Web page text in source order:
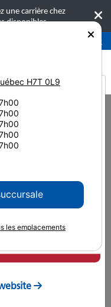
une carrière chez
disponibles
450-781-9600
hydrauliques
are
H7T 0L9
les emplacements